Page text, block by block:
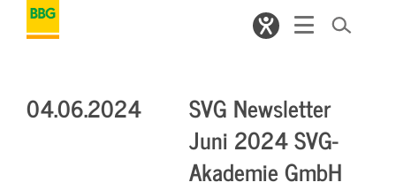
04.06.2024
SVG Newsletter
Juni 2024 SVG-
Akademie GmbH